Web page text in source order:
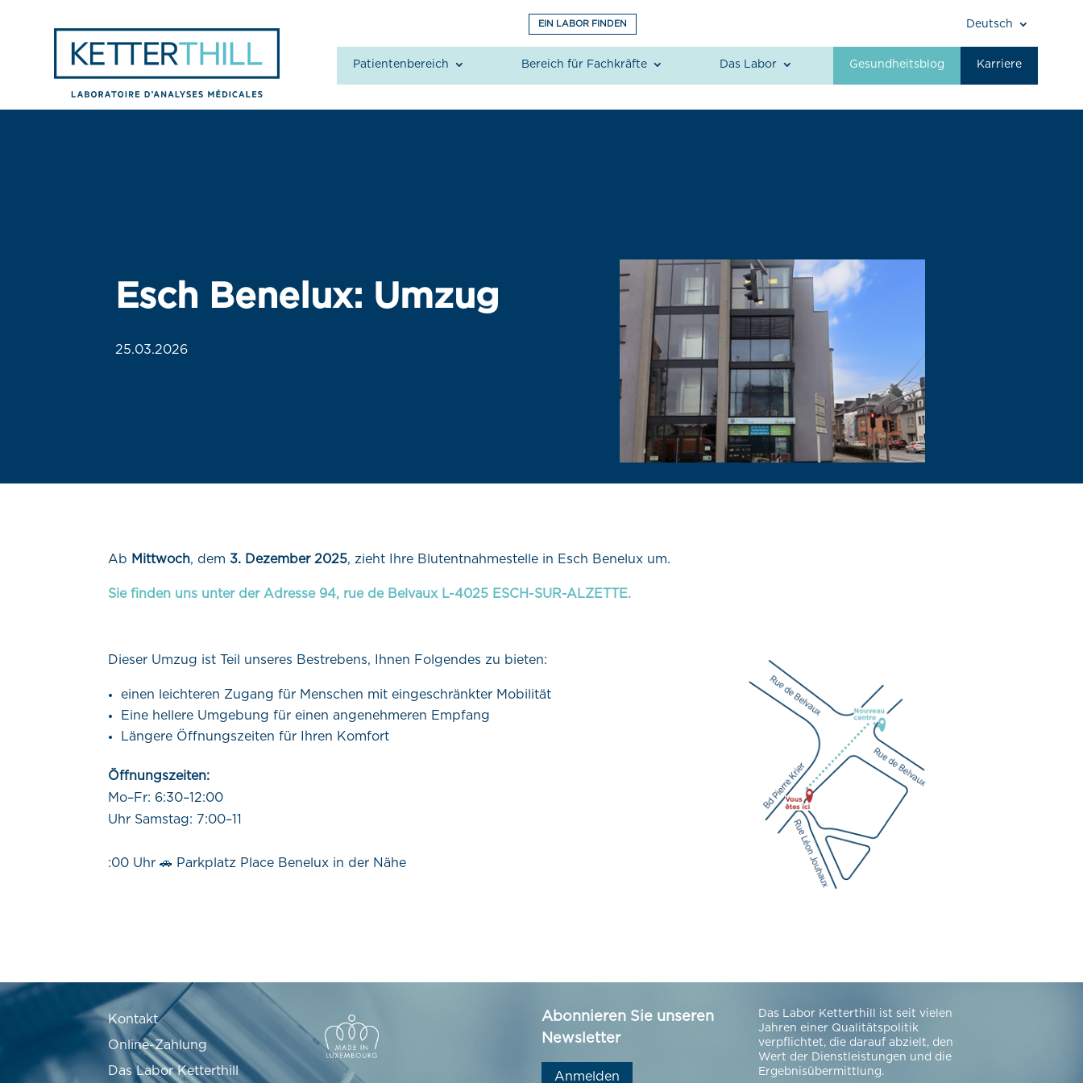
EIN LABOR FINDEN Deutsch
Patientenbereich Bereich für Fachkräfte Das Labor Gesundheitsblog Karriere
Esch Benelux: Umzug
25.03.2026
Ab Mittwoch, dem3. Dezember 2025, zieht Ihre Blutentnahmestelle in Esch Benelux um.
Sie finden uns unter der Adresse 94, rue de Belvaux L-4025 ESCH-SUR-ALZETTE.
Dieser Umzug ist Teil unseres Bestrebens, Ihnen Folgendes zu bieten:
einen leichteren Zugang für Menschen mit eingeschränkter Mobilität
Eine hellere Umgebung für einen angenehmeren Empfang
Längere Öffnungszeiten für Ihren Komfort
Öffnungszeiten:
Mo–Fr: 6:30–12:00
Uhr Samstag: 7:00–11
:00 Uhr 🚗 Parkplatz Place Benelux in der Nähe
Kontakt
Online-Zahlung
Das Labor Ketterthill
Abonnieren Sie unseren
Newsletter
Anmelden
Das Labor Ketterthill ist seit vielen
Jahren einer Qualitätspolitik
verpflichtet, die darauf abzielt, den
Wert der Dienstleistungen und die
Ergebnisübermittlung.